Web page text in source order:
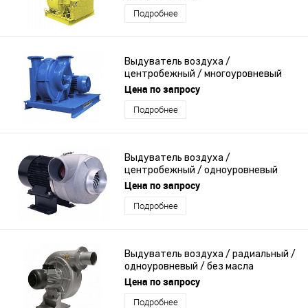
Подробнее
Выдуватель воздуха /
центробежный / многоуровневый
Цена по запросу
Подробнее
Выдуватель воздуха /
центробежный / одноуровневый
Цена по запросу
Подробнее
Выдуватель воздуха / радиальный /
одноуровневый / без масла
Цена по запросу
Подробнее